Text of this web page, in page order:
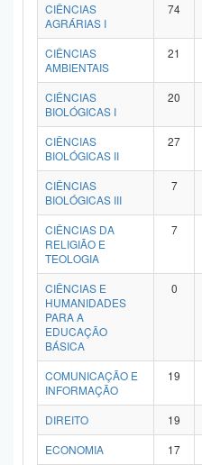
CIÊNCIAS
AGRÁRIAS I
74
CIÊNCIAS
AMBIENTAIS
21
CIÊNCIAS
BIOLÓGICAS I
20
CIÊNCIAS
BIOLÓGICAS II
27
CIÊNCIAS
BIOLÓGICAS III
7
CIÊNCIAS DA
RELIGIÃO E
TEOLOGIA
7
CIÊNCIAS E
HUMANIDADES
PARA A
EDUCAÇÃO
BÁSICA
0
COMUNICAÇÃO E
INFORMAÇÃO
19
DIREITO 19
ECONOMIA
17